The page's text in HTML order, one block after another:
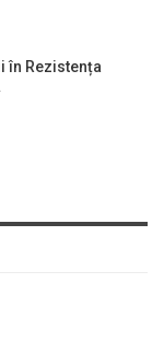
în Rezistența